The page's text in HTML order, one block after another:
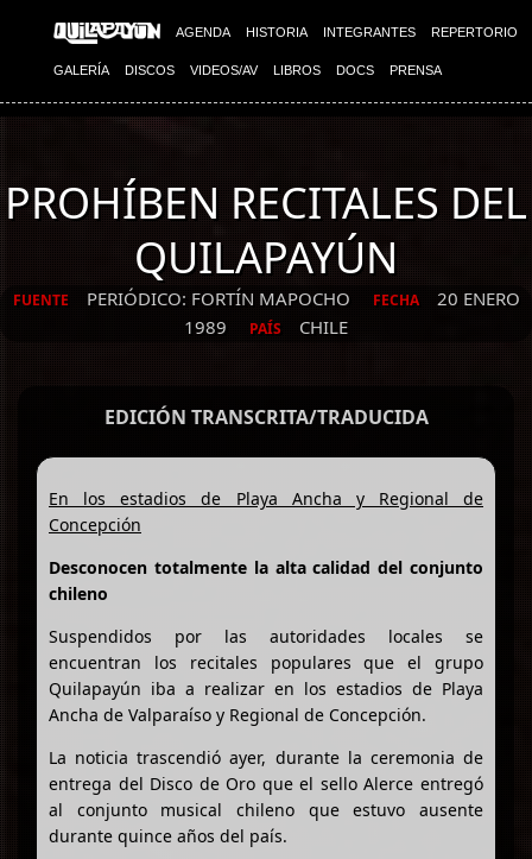
AGENDA HISTORIA INTEGRANTES REPERTORIO
GALERÍA DISCOS VIDEOS/AV LIBROS DOCS PRENSA
PROHÍBEN RECITALES DEL
QUILAPAYÚN
FUENTE PERIÓDICO: FORTÍN MAPOCHO FECHA
20 ENERO
1989
PAÍS CHILE
EDICIÓN TRANSCRITA/TRADUCIDA
En los estadios de Playa Ancha y Regional de
Concepción
Desconocen totalmente la alta calidad del conjunto
chileno
Suspendidos por las autoridades locales se
encuentran los recitales populares que el grupo
Quilapayún iba a realizar en los estadios de Playa
Ancha de Valparaíso y Regional de Concepción.
La noticia trascendió ayer, durante la ceremonia de
entrega del Disco de Oro que el sello Alerce entregó
al conjunto musical chileno que estuvo ausente
durante quince años del país.